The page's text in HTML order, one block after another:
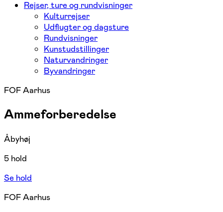
Rejser, ture og rundvisninger
Kulturrejser
Udflugter og dagsture
Rundvisninger
Kunstudstillinger
Naturvandringer
Byvandringer
FOF Aarhus
Ammeforberedelse
Åbyhøj
5 hold
Se hold
FOF Aarhus